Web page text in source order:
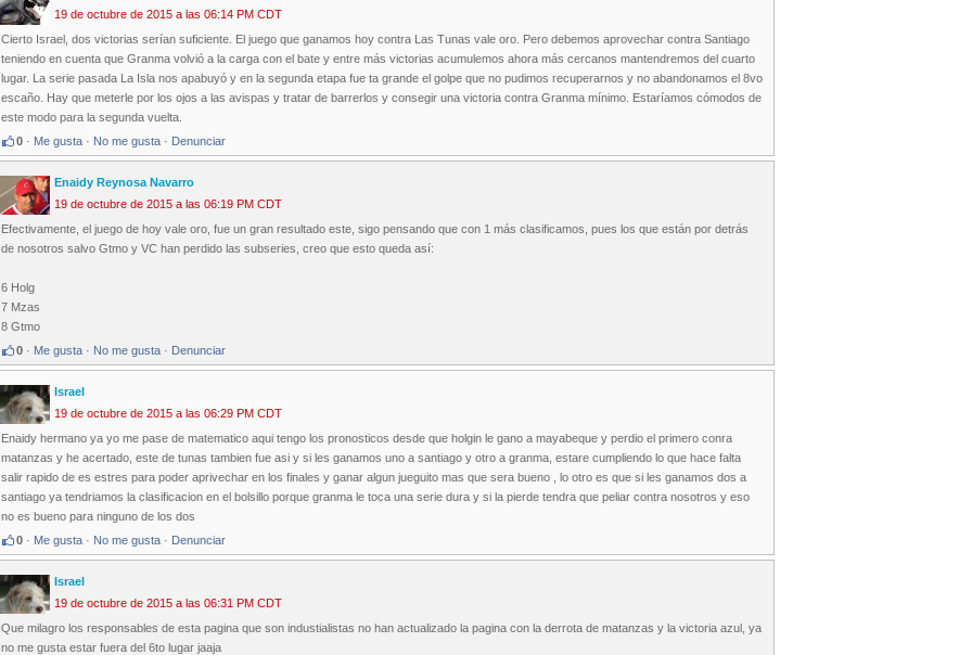
19 de octubre de 2015 a las 06:14 PM CDT
Cierto Israel, dos victorias serían suficiente. El juego que ganamos hoy contra Las Tunas vale oro. Pero debemos aprovechar contra Santiago
teniendo en cuenta que Granma volvió a la carga con el bate y entre más victorias acumulemos ahora más cercanos mantendremos del cuarto
lugar. La serie pasada La Isla nos apabuyó y en la segunda etapa fue ta grande el golpe que no pudimos recuperarnos y no abandonamos el 8vo
escaño. Hay que meterle por los ojos a las avispas y tratar de barrerlos y consegir una victoria contra Granma mínimo. Estaríamos cómodos de
este modo para la segunda vuelta.
0 · Me gusta · No me gusta · Denunciar
Enaidy Reynosa Navarro
19 de octubre de 2015 a las 06:19 PM CDT
Efectivamente, el juego de hoy vale oro, fue un gran resultado este, sigo pensando que con 1 más clasificamos, pues los que están por detrás
de nosotros salvo Gtmo y VC han perdido las subseries, creo que esto queda así:
6 Holg
7 Mzas
8 Gtmo
0 · Me gusta · No me gusta · Denunciar
Israel
19 de octubre de 2015 a las 06:29 PM CDT
Enaidy hermano ya yo me pase de matematico aqui tengo los pronosticos desde que holgin le gano a mayabeque y perdio el primero conra
matanzas y he acertado, este de tunas tambien fue asi y si les ganamos uno a santiago y otro a granma, estare cumpliendo lo que hace falta
salir rapido de es estres para poder aprivechar en los finales y ganar algun jueguito mas que sera bueno , lo otro es que si les ganamos dos a
santiago ya tendriamos la clasificacion en el bolsillo porque granma le toca una serie dura y si la pierde tendra que peliar contra nosotros y eso
no es bueno para ninguno de los dos
0 · Me gusta · No me gusta · Denunciar
Israel
19 de octubre de 2015 a las 06:31 PM CDT
Que milagro los responsables de esta pagina que son industialistas no han actualizado la pagina con la derrota de matanzas y la victoria azul, ya
no me gusta estar fuera del 6to lugar jaaja